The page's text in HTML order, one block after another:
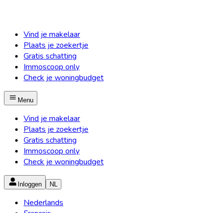
Vind je makelaar
Plaats je zoekertje
Gratis schatting
Immoscoop only
Check je woningbudget
Menu
Vind je makelaar
Plaats je zoekertje
Gratis schatting
Immoscoop only
Check je woningbudget
Inloggen NL
Nederlands